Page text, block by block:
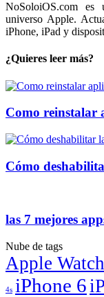
NoSoloiOS.com es
universo Apple.
iPhone, iPad y
¿Quieres leer más?
Como reinstalar
Cómo
las 7 mejores
Nube de tags
Apple Watch
4s iPhone 6